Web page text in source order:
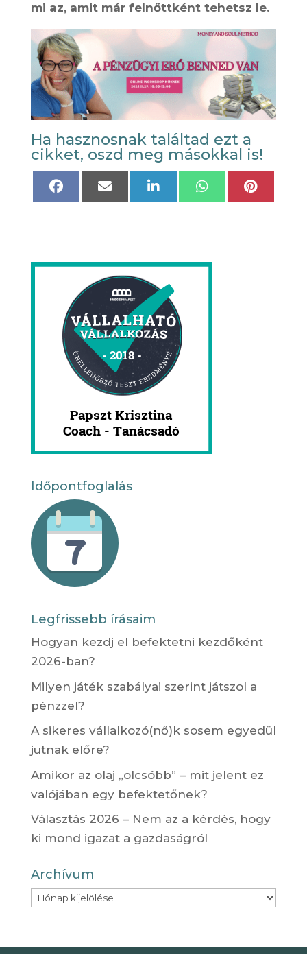
mi az, amit már felnőttként tehetsz le.
Ha hasznosnak találtad ezt a
cikket, oszd meg másokkal is!
Share
Share
Share
Share
Share
Időpontfoglalás
Legfrissebb írásaim
Hogyan kezdj el befektetni kezdőként
2026-ban?
Milyen játék szabályai szerint játszol a
pénzzel?
A sikeres vállalkozó(nő)k sosem egyedül
jutnak előre?
Amikor az olaj „olcsóbb” – mit jelent ez
valójában egy befektetőnek?
Választás 2026 – Nem az a kérdés, hogy
ki mond igazat a gazdaságról
Archívum
Archívum